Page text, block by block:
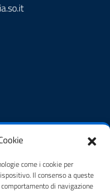
come i cookie per
Il consenso a queste
di navigazione